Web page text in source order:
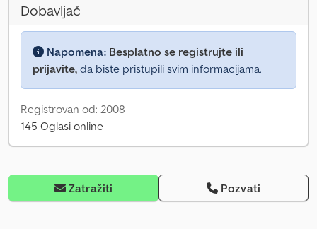
Dobavljač
Napomena: Besplatno se registrujte ili
prijavite, da biste pristupili svim informacijama.
Registrovan od: 2008
145 Oglasi online
Zatražiti Pozvati